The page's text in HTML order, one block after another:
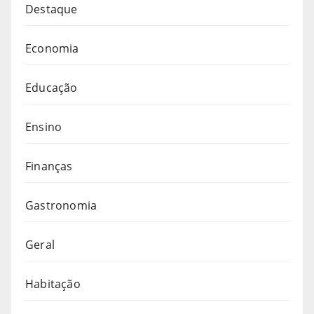
Destaque
Economia
Educação
Ensino
Finanças
Gastronomia
Geral
Habitação